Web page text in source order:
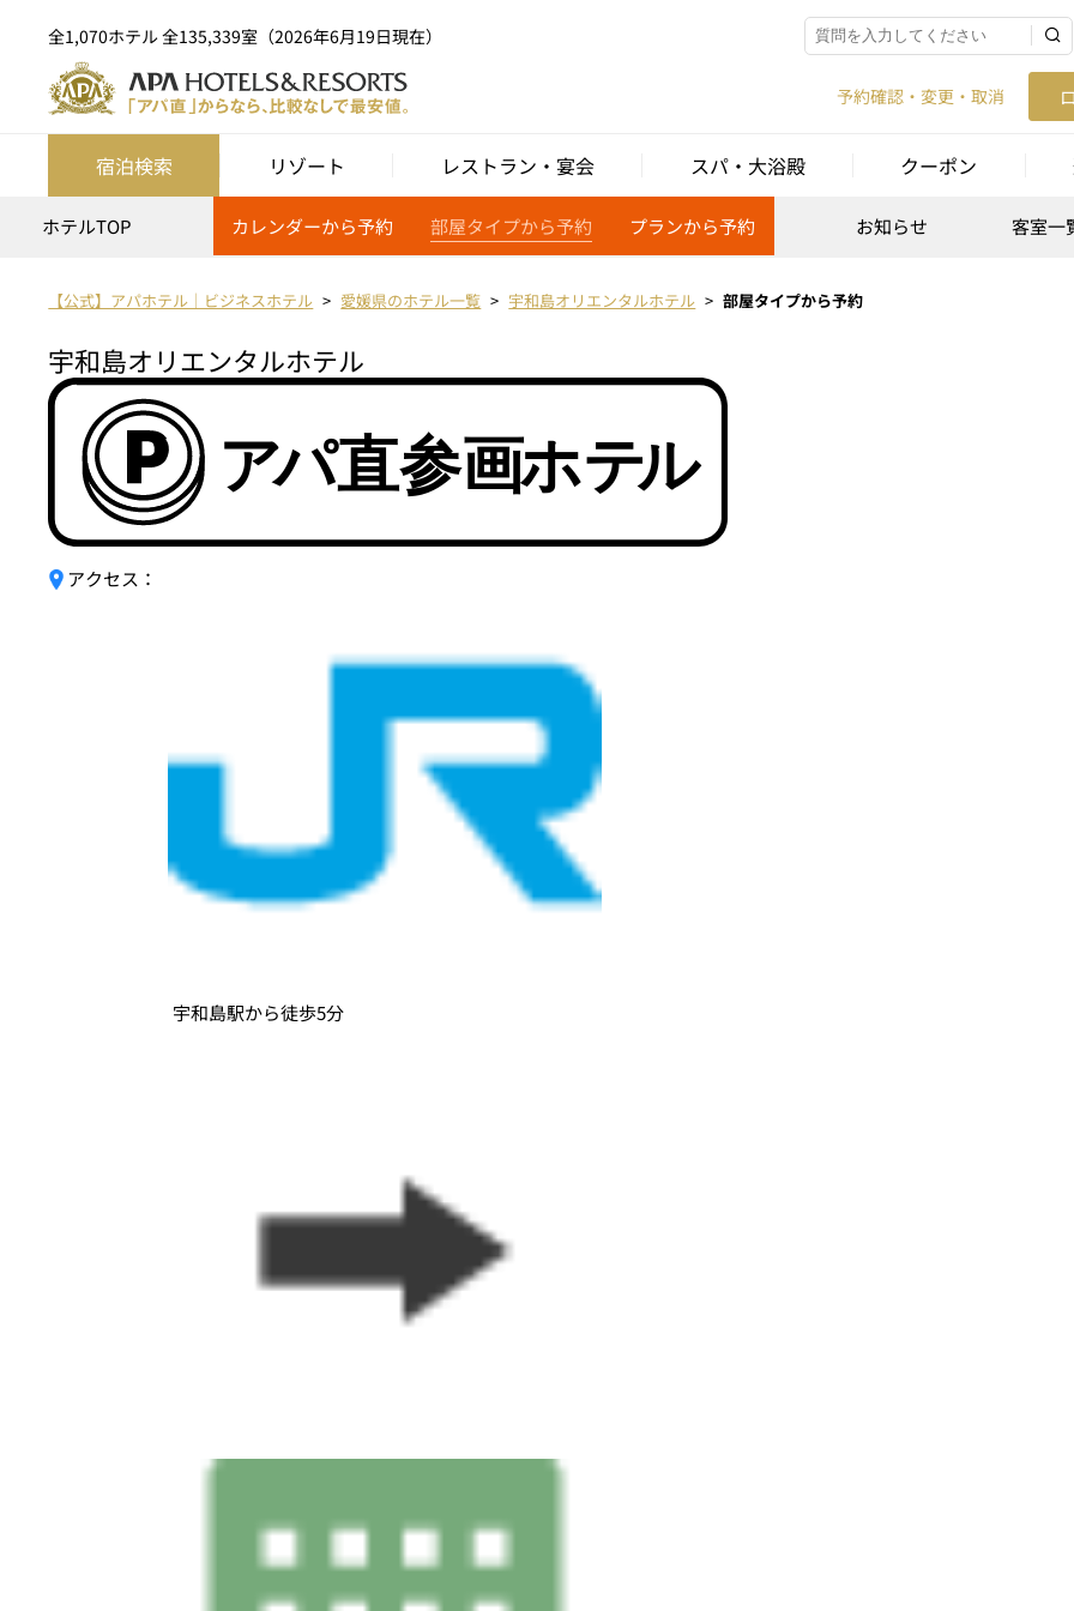
全1,070ホテル 全135,339室（2026年6月19日現在）
予約確認・変更・取消
宿泊検索 リゾート レストラン・宴会 スパ・大浴殿 クーポン
ホテルTOP カレンダーから予約 部屋タイプから予約 プランから予約 お知らせ 客室一
【公式】アパホテル｜ビジネスホテル 愛媛県のホテル一覧 宇和島オリエンタルホテル 部屋タイプから予約
宇和島オリエンタルホテル
アクセス：
宇和島駅から徒歩5分